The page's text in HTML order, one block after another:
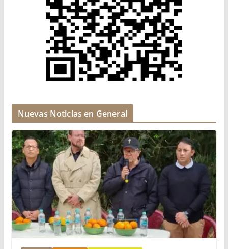
Nuevas Noticias en General